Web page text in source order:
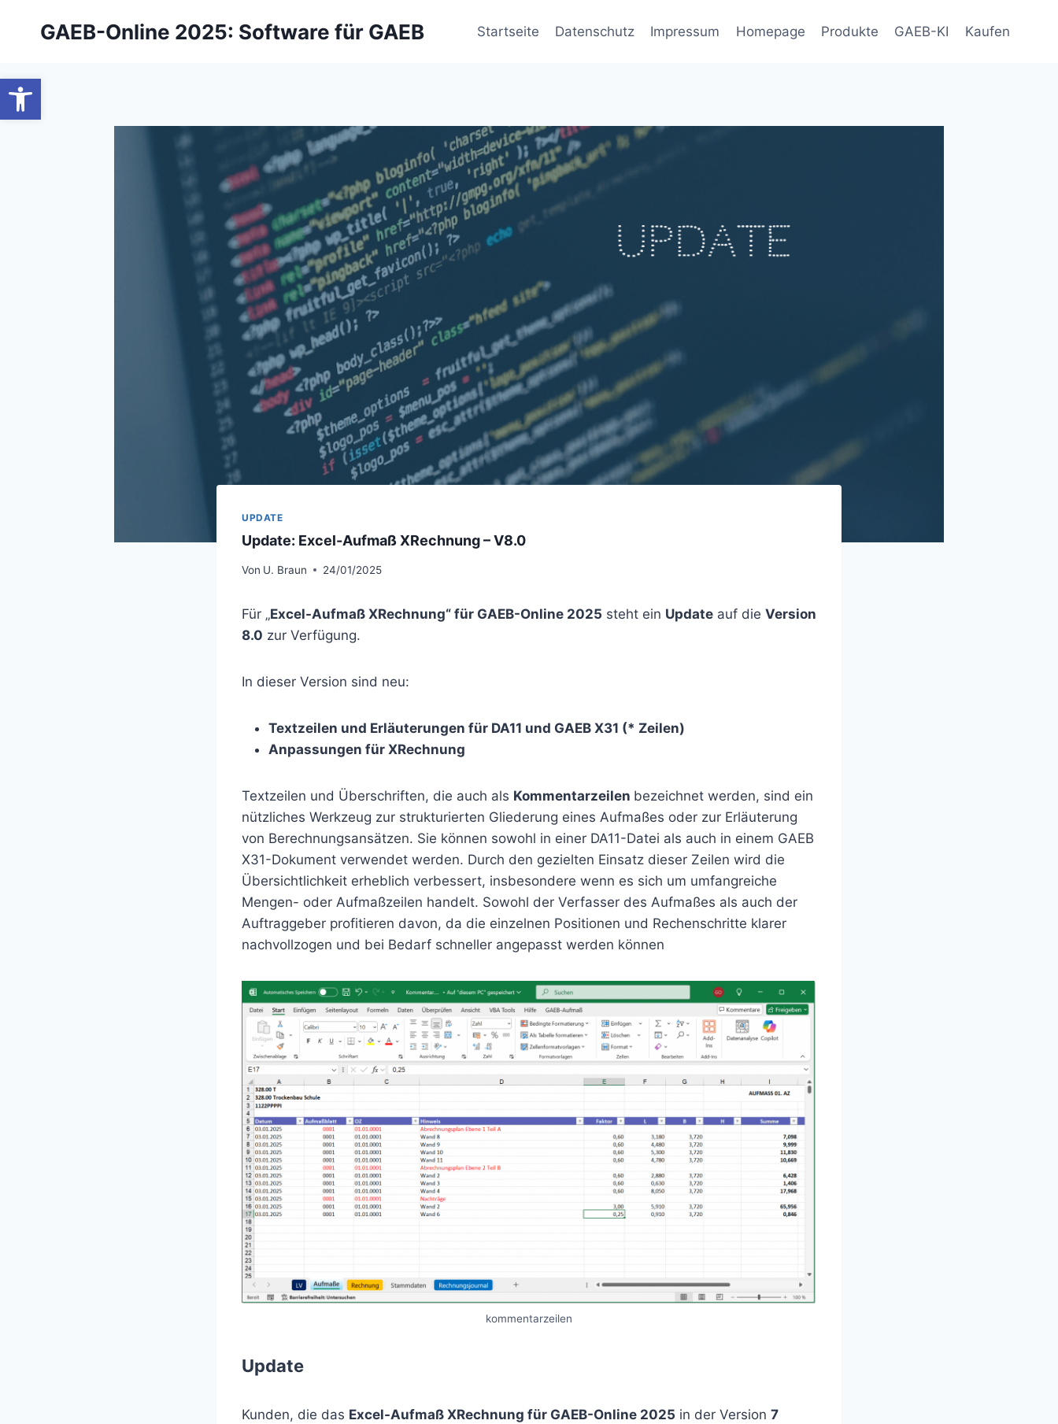
Werkzeugleiste öffnen
GAEB-Online 2025: Software für GAEB Startseite Datenschutz Impressum Homepage Produkte GAEB-KI Kaufen
UPDATE
Update: Excel-Aufmaß XRechnung – V8.0
Von U. Braun 24/01/2025
Für „Excel-Aufmaß XRechnung“ für GAEB-Online 2025 steht ein Update auf die Version
8.0 zur Verfügung.
In dieser Version sind neu:
Textzeilen und Erläuterungen für DA11 und GAEB X31 (* Zeilen)
Anpassungen für XRechnung
Textzeilen und Überschriften, die auch als Kommentarzeilen bezeichnet werden, sind ein
nützliches Werkzeug zur strukturierten Gliederung eines Aufmaßes oder zur Erläuterung
von Berechnungsansätzen. Sie können sowohl in einer DA11-Datei als auch in einem GAEB
X31-Dokument verwendet werden. Durch den gezielten Einsatz dieser Zeilen wird die
Übersichtlichkeit erheblich verbessert, insbesondere wenn es sich um umfangreiche
Mengen- oder Aufmaßzeilen handelt. Sowohl der Verfasser des Aufmaßes als auch der
Auftraggeber profitieren davon, da die einzelnen Positionen und Rechenschritte klarer
nachvollzogen und bei Bedarf schneller angepasst werden können
kommentarzeilen
Update
Kunden, die das Excel-Aufmaß XRechnung für GAEB-Online 2025 in der Version 7